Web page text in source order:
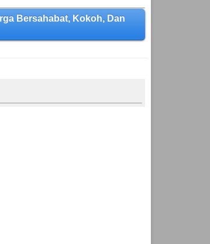
Bersahabat, Kokoh, Dan